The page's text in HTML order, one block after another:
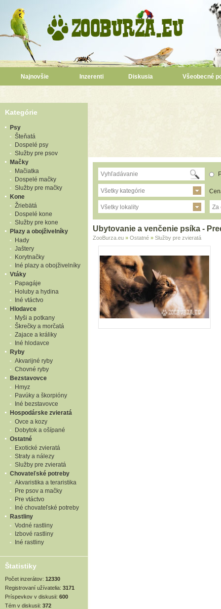
Najnovšie Inzerenti Diskusia Všeobecné
Kategórie
Psy
Šteňatá
Dospelé psy
Služby pre psov
Mačky
Mačiatka
Dospelé mačky
Služby pre mačky
Kone
Žriebätá
Dospelé kone
Služby pre kone
Plazy a obojživelníky
Hady
Jaštery
Korytnačky
Iné plazy a obojživelníky
Vtáky
Papagáje
Holuby a hydina
Iné vtáctvo
Hlodavce
Myši a potkany
Škrečky a morčatá
Zajace a králiky
Iné hlodavce
Ryby
Akvarijné ryby
Chovné ryby
Bezstavovce
Hmyz
Pavúky a škorpióny
Iné bezstavovce
Hospodárske zvieratá
Ovce a kozy
Dobytok a ošípané
Ostatné
Exotické zvieratá
Straty a nálezy
Služby pre zvieratá
Chovateľské potreby
Akvaristika a teraristika
Pre psov a mačky
Pre vtáctvo
Iné chovateľské potreby
Rastliny
Vodné rastliny
Izbové rastliny
Iné rastliny
Štatistiky
Počet inzerátov: 12330
Registrovaní užívatelia: 3171
Príspevkov v diskusii: 600
Tém v diskusii: 372
Všetky kategórie
Všetky lokality Za
Ubytovanie a venčenie psíka -
ZooBurza.eu » Ostatné » Služby pre zvieratá